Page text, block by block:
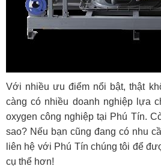
Với nhiều ưu điểm nổi bật, thật
càng có nhiều doanh nghiệp lựa
oxygen công nghiệp tại Phú Tín.
sao? Nếu bạn cũng đang có nhu
liên hệ với Phú Tín chúng tôi để
cụ thể hơn!